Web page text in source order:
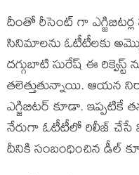
దీంతో రీసెంట్ గా
సినిమాలను ఓటీటీలకు
దగ్గుబాటి సురేష్ ఈ రిక్వెస్ట్
తలెత్తుతున్నాయి. ఆయన
ఎగ్జిబిటర్ కూడా. ఇప్పటికే
నేరుగా ఓటీటీలో రిలీజ్ చేసే
దీనికి సంబంధించిన డీల్